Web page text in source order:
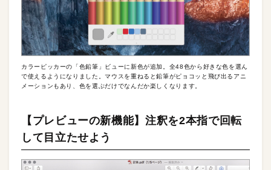
カラーピッカーの「色鉛筆」ビューに新色が追加。全48色から好きな色を選ん
で使えるようになりました。マウスを重ねると鉛筆がピョコッと飛び出るアニ
メーションもあり、色を選ぶだけでなんだか楽しくなります。
【プレビューの新機能】注釈を2本指で回転
して目立たせよう